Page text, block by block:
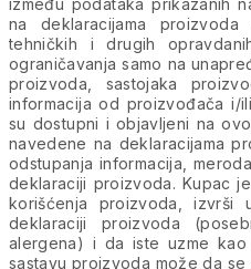
između podataka prikazanih
na deklaracijama
tehničkih i drugih
ograničavanja samo na
proizvoda, sastojaka
informacija od proizvođača i/
su dostupni i objavljeni na
navedene na deklaracijama
odstupanja informacija,
deklaraciji proizvoda. Kupac
korišćenja proizvoda, izvrši
deklaraciji proizvoda
alergena) i da iste uzme kao
sastavu proizvoda može da